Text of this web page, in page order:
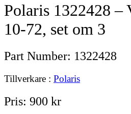
Polaris 1322428 –
10-72, set om 3
Part Number: 1322428
Tillverkare : Polaris
Pris: 900 kr